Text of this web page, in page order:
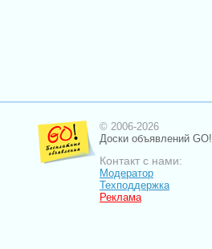
© 2006-2026
Доски объявлений GO!
Контакт с нами:
Модератор
Техподдержка
Реклама